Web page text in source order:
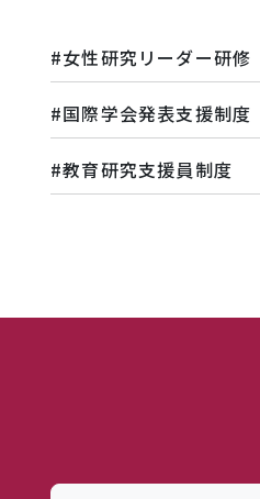
女性研究リーダー研修
国際学会発表支援制度
教育研究支援員制度